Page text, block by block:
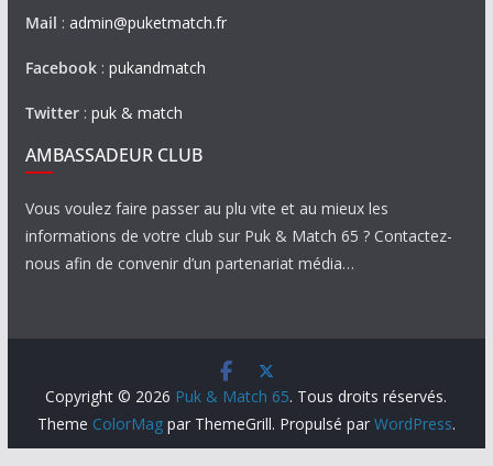
Mail : admin@puketmatch.fr
Facebook: pukandmatch
Twitter: puk & match
AMBASSADEUR CLUB
Vous voulez faire passer au plu vite et au mieux les
informations de votre club sur Puk & Match 65 ? Contactez-
nous afin de convenir d’un partenariat média…
Copyright © 2026 Puk & Match 65. Tous droits réservés.
Theme ColorMagpar ThemeGrill. Propulsé par WordPress.